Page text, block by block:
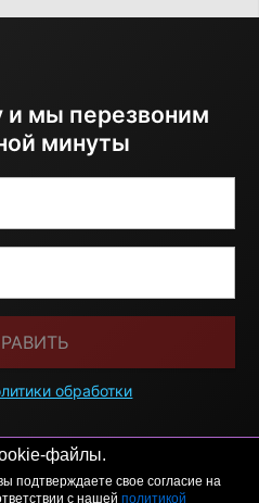
файлы.
подтверждаете свое согласие на
с нашей политикой
и мы перезвоним
минуты
обработки